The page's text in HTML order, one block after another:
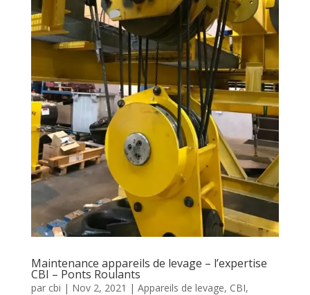
Maintenance appareils de levage – l’expertise
CBI – Ponts Roulants
par cbi | Nov 2, 2021 | Appareils de levage, CBI,